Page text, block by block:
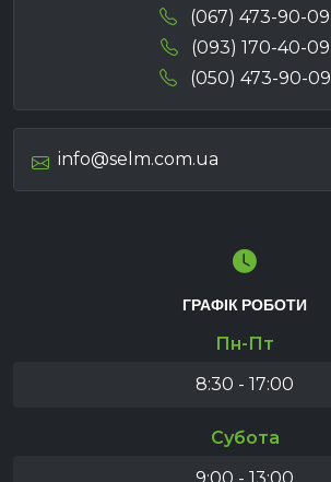
(067) 473-90-09
(093) 170-40-09
(050) 473-90-09
info@selm.com.ua
ГРАФІК РОБОТИ
Пн-Пт
8:30 - 17:00
Субота